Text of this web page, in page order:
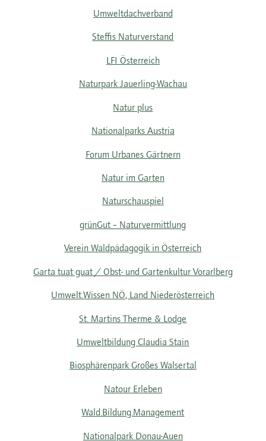
Umweltdachverband
Steffis Naturverstand
LFI Österreich
Naturpark Jauerling-Wachau
Natur plus
Nationalparks Austria
Forum Urbanes Gärtnern
Natur im Garten
Naturschauspiel
grünGut – Naturvermittlung
Verein Waldpädagogik in Österreich
Garta tuat guat / Obst- und Gartenkultur Vorarlberg
Umwelt.Wissen NÖ, Land Niederösterreich
St. Martins Therme & Lodge
Umweltbildung Claudia Stain
Biosphärenpark Großes Walsertal
Natour Erleben
Wald.Bildung.Management
Nationalpark Donau-Auen